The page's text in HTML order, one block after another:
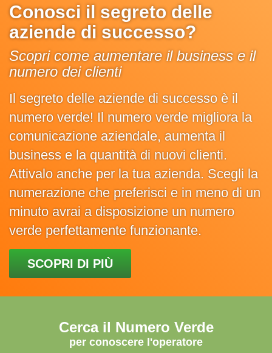
Conosci il segreto delle
aziende di successo?
Scopri come aumentare il business e il
numero dei clienti
Il segreto delle aziende di successo è il
numero verde! Il numero verde migliora la
comunicazione aziendale, aumenta il
business e la quantità di nuovi clienti.
Attivalo anche per la tua azienda. Scegli la
numerazione che preferisci e in meno di un
minuto avrai a disposizione un numero
verde perfettamente funzionante.
SCOPRI DI PIÙ
Cerca il Numero Verde
per conoscere l'operatore